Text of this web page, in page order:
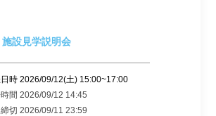
設見学説明会
時 2026/09/12(土) 15:00~17:00
間 2026/09/12 14:45
切 2026/09/11 23:59